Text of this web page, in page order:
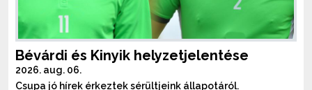
Bévárdi és Kinyik helyzetjelentése
2026. aug. 06.
Csupa jó hírek érkeztek sérültjeink állapotáról.